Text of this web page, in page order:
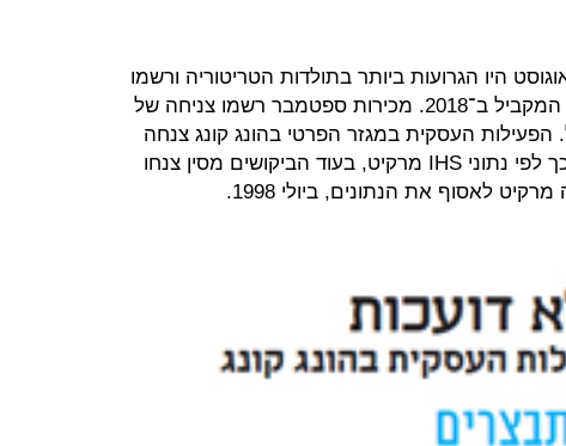
היו הגרועות ביותר בתולדות הטריטוריה ורשמו
צניחה של 23% לעומת החודש המקביל ב־2018. מכירות ספטמבר רשמו צניחה של
הפעילות העסקית במגזר הפרטי בהונג קונג צנחה
לשפל של 21 שנה באוקטובר, כך לפי נתוני IHS מרקיט, בעוד הביקושים מסין צנחו
לאסוף את הנתונים, ביולי 1998.